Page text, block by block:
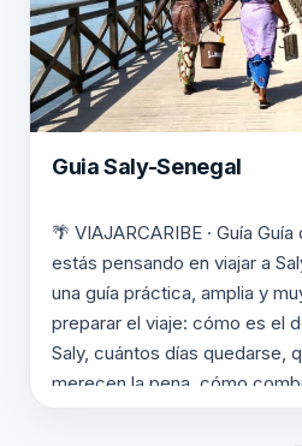
Guia Saly-Senegal
🌴 VIAJARCARIBE · Guía
estás pensando en viajar a
una guía práctica, amplia y
preparar el viaje: cómo es el
Saly, cuántos días quedarse,
merecen la pena, cómo